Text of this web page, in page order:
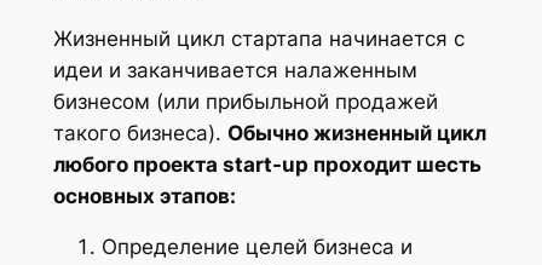
Жизненный цикл стартапа начинается с
идеи и заканчивается налаженным
бизнесом (или прибыльной продажей
такого бизнеса). Обычно жизненный цикл
любого проекта start-up проходит шесть
основных этапов:
Определение целей бизнеса и